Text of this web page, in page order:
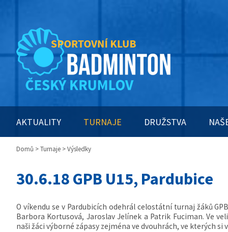
AKTUALITY TURNAJE DRUŽSTVA
Domů >Turnaje > Výsledky
30.6.18 GPB U15, Pardubice
O víkendu se v Pardubicích odehrál celostátní turnaj žáků
Barbora Kortusová, Jaroslav Jelínek a Patrik Fuciman. Ve
naši žáci výborné zápasy zejména ve dvouhrách, ve kterých